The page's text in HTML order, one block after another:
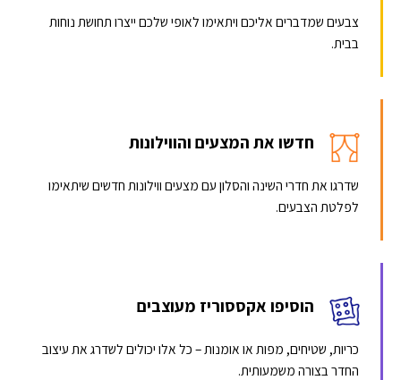
צבעים שמדברים אליכם ויתאימו לאופי שלכם ייצרו תחושת נוחות
בבית.
חדשו את המצעים והווילונות
שדרגו את חדרי השינה והסלון עם מצעים ווילונות חדשים שיתאימו
לפלטת הצבעים.
הוסיפו אקססוריז מעוצבים
כריות, שטיחים, מפות או אומנות – כל אלו יכולים לשדרג את עיצוב
החדר בצורה משמעותית.